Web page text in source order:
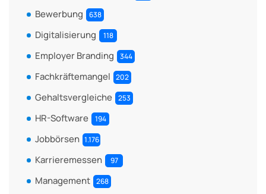
Bewerbung 638
Digitalisierung 118
Employer Branding 344
Fachkräftemangel 202
Gehaltsvergleiche 253
HR-Software 194
Jobbörsen 1.176
Karrieremessen 97
Management 268